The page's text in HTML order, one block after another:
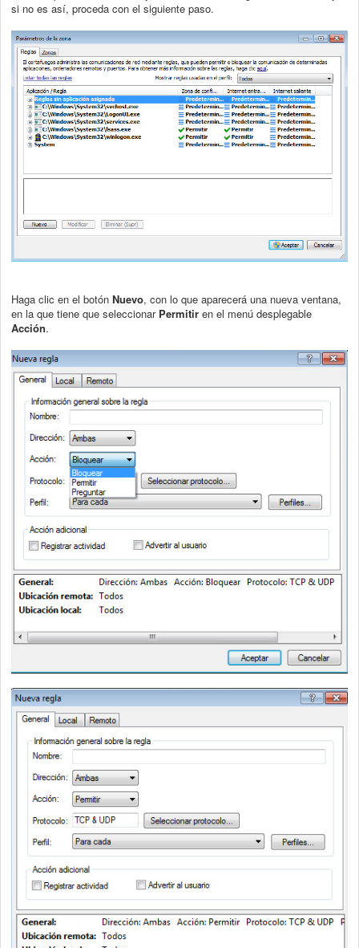
si no es así, proceda con el siguiente paso.
Haga clic en el botón Nuevo, con lo que aparecerá una nueva ventana,
en la que tiene que seleccionar Permitir en el menú desplegable
Acción.